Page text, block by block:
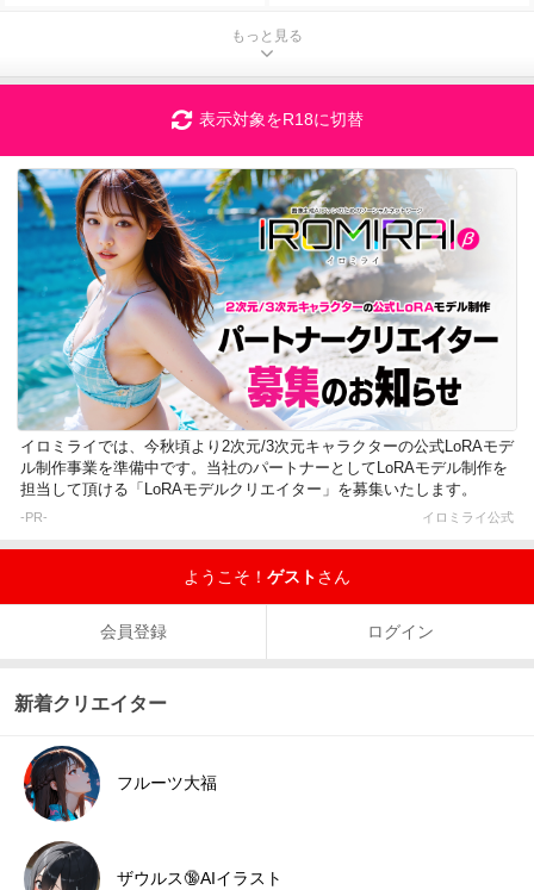
もっと見る
表示対象をR18に切替
イロミライでは、今秋頃より2次元/3次元キャラクターの公式LoRAモデ
ル制作事業を準備中です。当社のパートナーとしてLoRAモデル制作を
担当して頂ける「LoRAモデルクリエイター」を募集いたします。
-PR- イロミライ公式
ようこそ！ ゲストさん
会員登録 ログイン
新着クリエイター
フルーツ大福
ザウルス🔞AIイラスト